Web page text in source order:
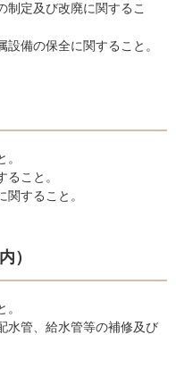
制定及び改廃に関するこ
備の保全に関すること。
こと。
すること。
）
水管、給水管等の補修及び